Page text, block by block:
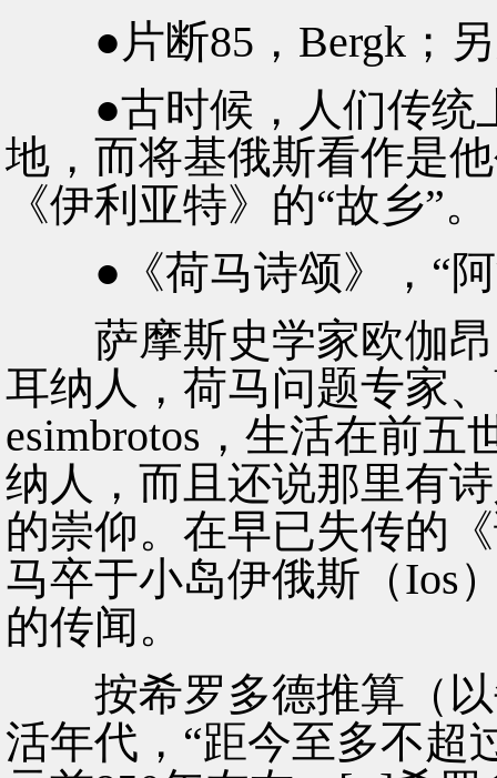
●片断85，Bergk；另
●古时候，人们传统
地，而将基俄斯看作是
《伊利亚特》的“故乡”。
●《荷马诗颂》，“阿
萨摩斯史学家欧伽昂
耳纳人，荷马问题专家
esimbrotos，生活在前
纳人，而且还说那里有
的崇仰。在早已失传的
马卒于小岛伊俄斯（Ios
的传闻。
按希罗多德推算（以
活年代，“距今至多不超